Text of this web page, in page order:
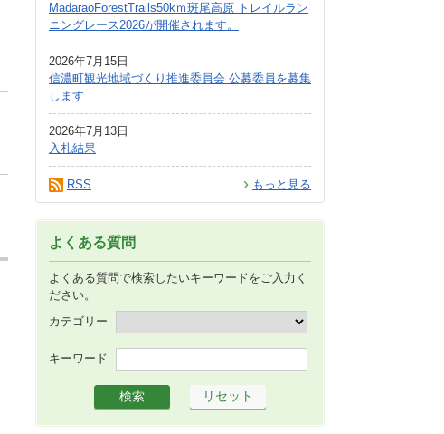
MadaraoForestTrails50kｍ斑尾高原 トレイルラン
ニングレース2026が開催されます。
2026年7月15日
信濃町観光地域づくり推進委員会 公募委員を募集
します
2026年7月13日
入札結果
もっと見る
RSS
よくある質問
よくある質問で検索したいキーワードをご入力く
ださい。
カテゴリー
キーワード